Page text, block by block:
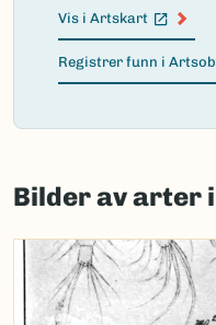
Vis i Artskart
(Ekstern lenke)
Registrer funn i
(Ekstern lenke)
Failed
load
map.
Bilder av arter